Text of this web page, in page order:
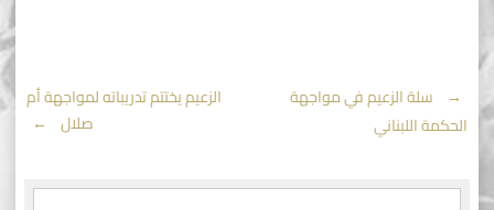
Post
navigation
←
سلة الزعيم في مواجهة
الحكمة اللبناني
الزعيم يختتم تدريباته لمواجهة أم
صلال →